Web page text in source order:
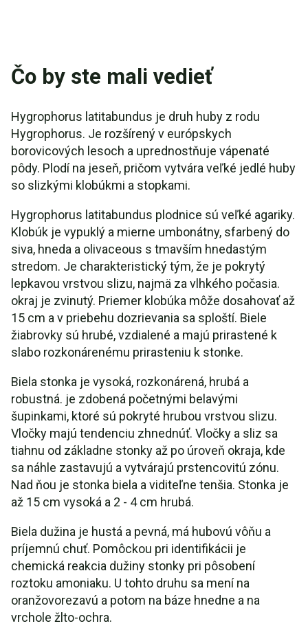
Čo by ste mali vedieť
Hygrophorus latitabundus je druh huby z rodu
Hygrophorus. Je rozšírený v európskych
borovicových lesoch a uprednostňuje vápenaté
pôdy. Plodí na jeseň, pričom vytvára veľké jedlé huby
so slizkými klobúkmi a stopkami.
Hygrophorus latitabundus plodnice sú veľké agariky.
Klobúk je vypuklý a mierne umbonátny, sfarbený do
siva, hneda a olivaceous s tmavším hnedastým
stredom. Je charakteristický tým, že je pokrytý
lepkavou vrstvou slizu, najmä za vlhkého počasia.
okraj je zvinutý. Priemer klobúka môže dosahovať až
15 cm a v priebehu dozrievania sa sploští. Biele
žiabrovky sú hrubé, vzdialené a majú prirastené k
slabo rozkonárenému prirasteniu k stonke.
Biela stonka je vysoká, rozkonárená, hrubá a
robustná. je zdobená početnými belavými
šupinkami, ktoré sú pokryté hrubou vrstvou slizu.
Vločky majú tendenciu zhnednúť. Vločky a sliz sa
tiahnu od základne stonky až po úroveň okraja, kde
sa náhle zastavujú a vytvárajú prstencovitú zónu.
Nad ňou je stonka biela a viditeľne tenšia. Stonka je
až 15 cm vysoká a 2 - 4 cm hrubá.
Biela dužina je hustá a pevná, má hubovú vôňu a
príjemnú chuť. Pomôckou pri identifikácii je
chemická reakcia dužiny stonky pri pôsobení
roztoku amoniaku. U tohto druhu sa mení na
oranžovorezavú a potom na báze hnedne a na
vrchole žlto-ochra.